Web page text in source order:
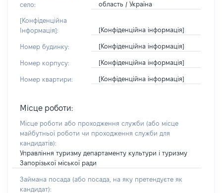
село:
область / Україна
[Конфіденційна
Інформація]:
[Конфіденційна інформація]
Номер будинку: [Конфіденційна інформація]
Номер корпусу: [Конфіденційна інформація]
Номер квартири: [Конфіденційна інформація]
Місце роботи:
Місце роботи або проходження служби (або місце
майбутньої роботи чи проходження служби для
кандидатів):
Управління туризму департаменту культури і туризму
Запорізької міської ради
Займана посада (або посада, на яку претендуєте як
кандидат):